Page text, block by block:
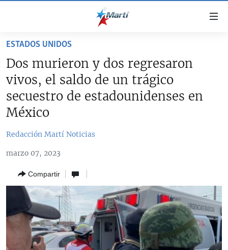
accesibilidad
contenido
principal
principal
búsqueda
CUBA
DERECHOS HUMANOS
SOBRE CUBA
ESTADOS UNIDOS
ESTADOS UNIDOS
AMÉRICA LATINA
OPINIÓN GRÁFICA
AUDIOVISUALES MARTÍ
RADIO MARTÍ
ESTADOS UNIDOS
Dos murieron y dos regresaron
vivos, el saldo de un trágico
secuestro de estadounidenses en
México
Redacción Martí Noticias
marzo 07, 2023
Compartir